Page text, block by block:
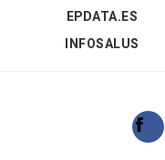
EPDATA.ES
INFOSALUS